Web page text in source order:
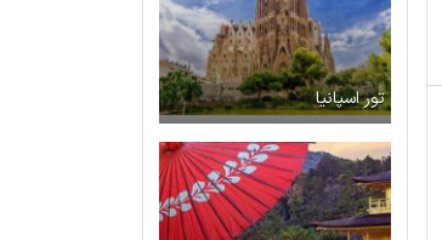
تور اسپانیا